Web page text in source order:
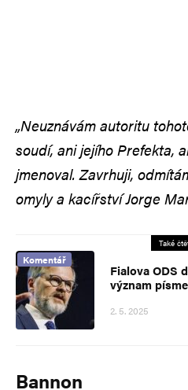
„Neuznávám autoritu
soudí, ani jejího Prefekta,
jmenoval. Zavrhuji,
omyly a kacířství Jorge
Také
Komentář
Fialova ODS
význam
2. 5. 2025
Bannon